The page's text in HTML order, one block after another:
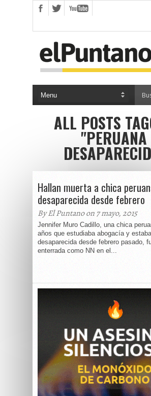
ALL POSTS
"PERUANA
Hallan muerta a chica
desaparecida desde febrero
By El Puntano on 7 mayo, 2015
Jennifer Muro Cadillo, una chica
años que estudiaba abogacía y estaba
desaparecida desde febrero pasado,
enterrada como NN en el...